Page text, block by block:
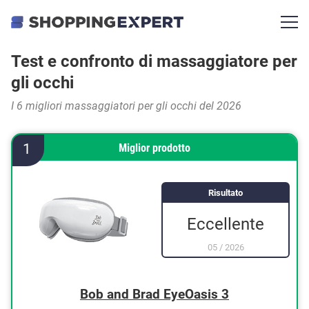
Test e confronto di massaggiatore per
gli occhi
I 6 migliori massaggiatori per gli occhi del 2026
1 Miglior prodotto
Risultato
Eccellente
05/ 2026
Bob and Brad EyeOasis 3